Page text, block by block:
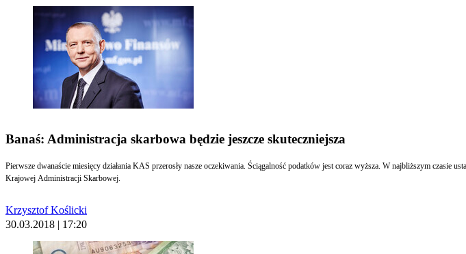
Banaś: Administracja skarbowa będzie jeszcze skuteczniejsza
Pierwsze dwanaście miesięcy działania KAS przerosły nasze oczekiwania. Ściągalność podatków jest coraz wyższa. W najbliższym
Krajowej Administracji Skarbowej.
Krzysztof Koślicki
30.03.2018 | 17:20